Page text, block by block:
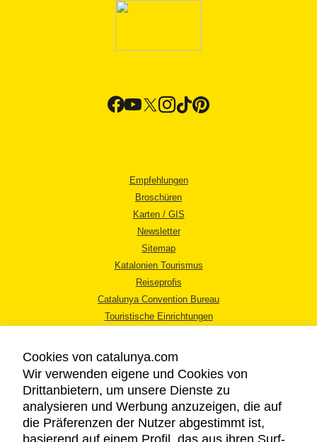
Empfehlungen
Broschüren
Karten / GIS
Newsletter
Sitemap
Katalonien Tourismus
Reiseprofis
Catalunya Convention Bureau
Touristische Einrichtungen
RECHTLICHER HINWEIS
Cookies von catalunya.com
Wir verwenden eigene und Cookies von
Drittanbietern, um unsere Dienste zu
analysieren und Werbung anzuzeigen, die auf
die Präferenzen der Nutzer abgestimmt ist,
basierend auf einem Profil, das aus ihren Surf-